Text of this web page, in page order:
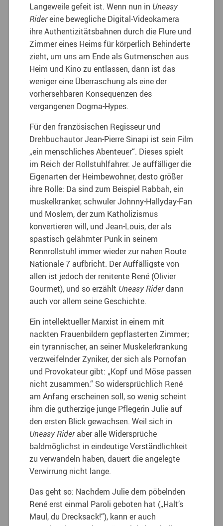
Langeweile gefeit ist. Wenn nun in Uneasy
Ridereine bewegliche Digital-Videokamera
ihre Authentizitätsbahnen durch die Flure und
Zimmer eines Heims für körperlich Behinderte
zieht, um uns am Ende als Gutmenschen aus
Heim und Kino zu entlassen, dann ist das
weniger eine Überraschung als eine der
vorhersehbaren Konsequenzen des
vergangenen Dogma-Hypes.
Für den französischen Regisseur und
Drehbuchautor Jean-Pierre Sinapi ist sein Film
„ein menschliches Abenteuer“. Dieses spielt
im Reich der Rollstuhlfahrer. Je auffälliger die
Eigenarten der Heimbewohner, desto größer
ihre Rolle: Da sind zum Beispiel Rabbah, ein
muskelkranker, schwuler Johnny-Hallyday-Fan
und Moslem, der zum Katholizismus
konvertieren will, und Jean-Louis, der als
spastisch gelähmter Punk in seinem
Rennrollstuhl immer wieder zur nahen Route
Nationale 7 aufbricht. Der Auffälligste von
allen ist jedoch der renitente René (Olivier
Gourmet), und so erzählt Uneasy Riderdann
auch vor allem seine Geschichte.
Ein intellektueller Marxist in einem mit
nackten Frauenbildern gepflasterten Zimmer;
ein tyrannischer, an seiner Muskelerkrankung
verzweifelnder Zyniker, der sich als Pornofan
und Provokateur gibt: „Kopf und Möse passen
nicht zusammen.“ So widersprüchlich René
am Anfang erscheinen soll, so wenig scheint
ihm die gutherzige junge Pflegerin Julie auf
den ersten Blick gewachsen. Weil sich in
Uneasy Rideraber alle Widersprüche
baldmöglichst in eindeutige Verständlichkeit
zu verwandeln haben, dauert die angelegte
Verwirrung nicht lange.
Das geht so: Nachdem Julie dem pöbelnden
René erst einmal Paroli geboten hat („Halt’s
Maul, du Drecksack!“), kann er auch